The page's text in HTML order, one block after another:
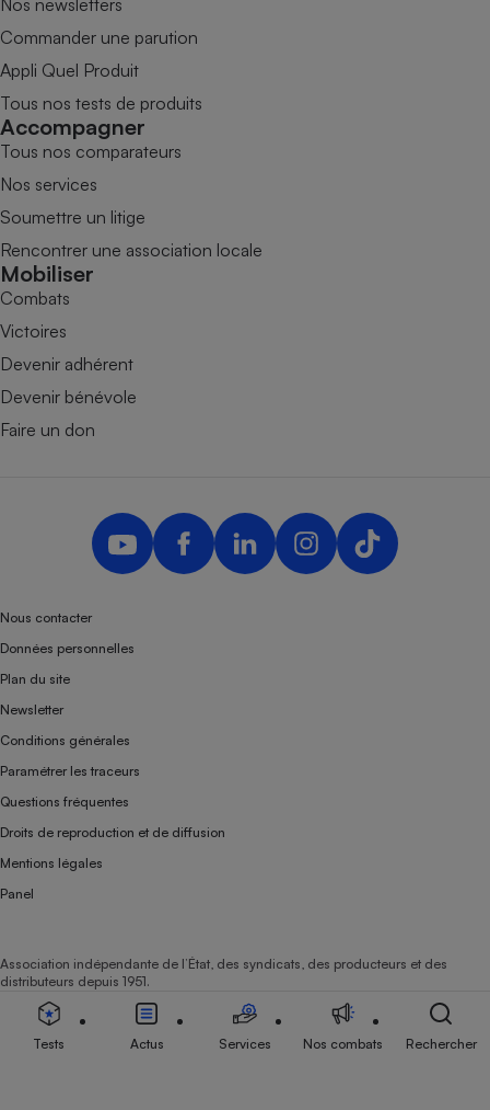
Commander une parution
Appli Quel Produit
Tous nos tests de produits
Accompagner
Tous nos comparateurs
Nos services
Soumettre un litige
Rencontrer une association locale
Mobiliser
Combats
Victoires
Devenir adhérent
Devenir bénévole
Faire un don
Nous contacter
Données personnelles
Plan du site
Newsletter
Conditions générales
Paramétrer les traceurs
Questions fréquentes
Droits de reproduction et de diffusion
Mentions légales
Panel
Association indépendante de l’État, des syndicats, des producteurs et des
distributeurs depuis 1951.
Tests Actus Services Nos combats Rechercher